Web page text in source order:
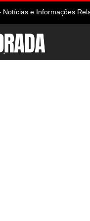
Notícias e Informações